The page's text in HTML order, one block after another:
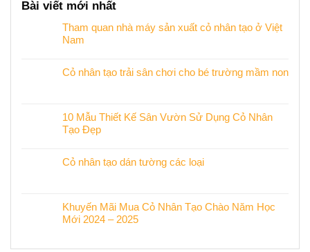
Bài viết mới nhất
Tham quan nhà máy sản xuất cỏ nhân tạo ở Việt
Nam
Cỏ nhân tạo trải sân chơi cho bé trường mầm non
10 Mẫu Thiết Kế Sân Vườn Sử Dụng Cỏ Nhân
Tạo Đẹp
Cỏ nhân tạo dán tường các loại
Khuyến Mãi Mua Cỏ Nhân Tạo Chào Năm Học
Mới 2024 – 2025